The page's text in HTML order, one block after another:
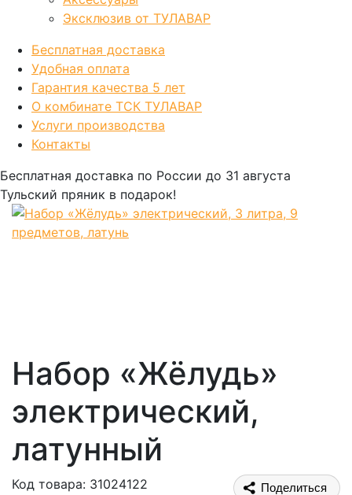
Эксклюзив от ТУЛАВАР
Бесплатная доставка
Удобная оплата
Гарантия качества 5 лет
О комбинате ТСК ТУЛАВАР
Услуги производства
Контакты
Бесплатная доставка по России до 31 августа
Тульский пряник в подарок!
Набор «Жёлудь»
электрический,
латунный
Код товара: 31024122 Поделиться